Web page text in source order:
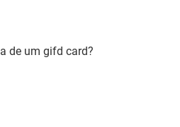
de um gifd card?